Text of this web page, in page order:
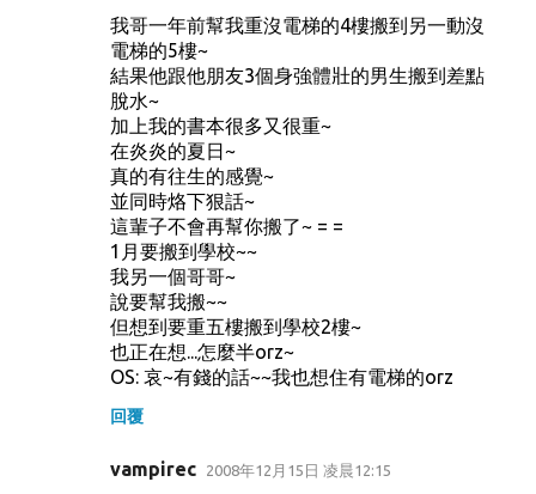
我哥一年前幫我重沒電梯的4樓搬到另一動沒
電梯的5樓~
結果他跟他朋友3個身強體壯的男生搬到差點
脫水~
加上我的書本很多又很重~
在炎炎的夏日~
真的有往生的感覺~
並同時烙下狠話~
這輩子不會再幫你搬了~ = =
1月要搬到學校~~
我另一個哥哥~
說要幫我搬~~
但想到要重五樓搬到學校2樓~
也正在想...怎麼半orz~
OS: 哀~有錢的話~~我也想住有電梯的orz
回覆
vampirec 2008年12月15日 凌晨12:15